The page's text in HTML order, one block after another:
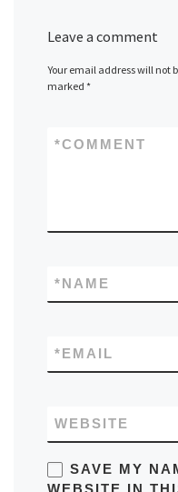
Leave a comment
Your email address will not
marked *
COMMENT
*
NAME
*
EMAIL
*
WEBSITE
SAVE MY